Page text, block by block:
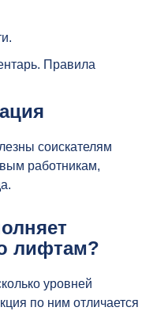
Правила
соискателям
работникам,
лифтам?
уровней
по ним отличается